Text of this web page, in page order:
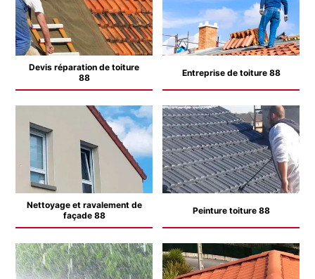
Devis réparation de toiture
88
Entreprise de toiture 88
Nettoyage et ravalement de
façade 88
Peinture toiture 88